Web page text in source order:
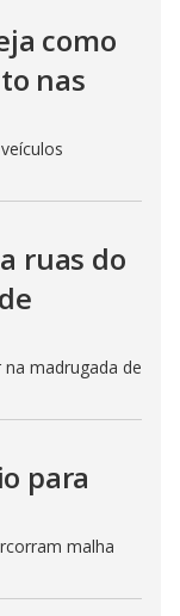
como
nas
ruas do
madrugada de
para
malha